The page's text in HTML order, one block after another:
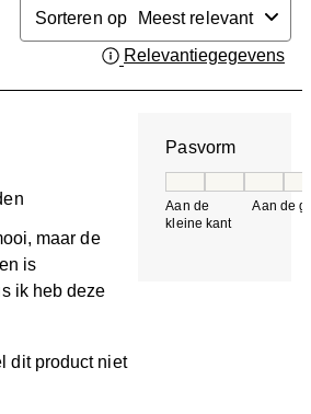
Sorteren op
Meest relevant
Relevantiegegevens
maar de
is
ik heb deze
dit product niet
Pasvorm
Aan de
kleine kant
Aan de